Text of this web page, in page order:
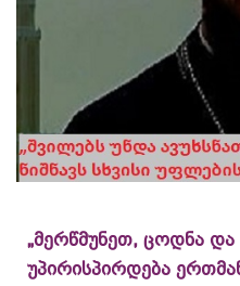
„მერწმუნეთ, ცოდნა და
უპირისპირდება